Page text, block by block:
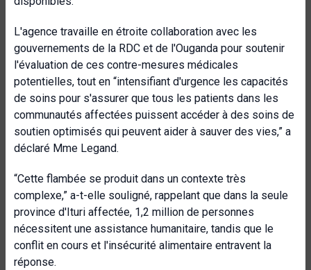
L'agence travaille en étroite collaboration avec les
gouvernements de la RDC et de l'Ouganda pour soutenir
l'évaluation de ces contre-mesures médicales
potentielles, tout en “intensifiant d'urgence les capacités
de soins pour s'assurer que tous les patients dans les
communautés affectées puissent accéder à des soins de
soutien optimisés qui peuvent aider à sauver des vies,” a
déclaré Mme Legand.
“Cette flambée se produit dans un contexte très
complexe,” a-t-elle souligné, rappelant que dans la seule
province d'Ituri affectée, 1,2 million de personnes
nécessitent une assistance humanitaire, tandis que le
conflit en cours et l'insécurité alimentaire entravent la
réponse.